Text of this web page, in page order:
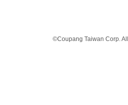
©Coupang Taiwan Corp.